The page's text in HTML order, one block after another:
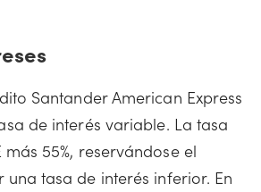
Santander American Express
de interés variable. La tasa
55%, reservándose el
tasa de interés inferior. En